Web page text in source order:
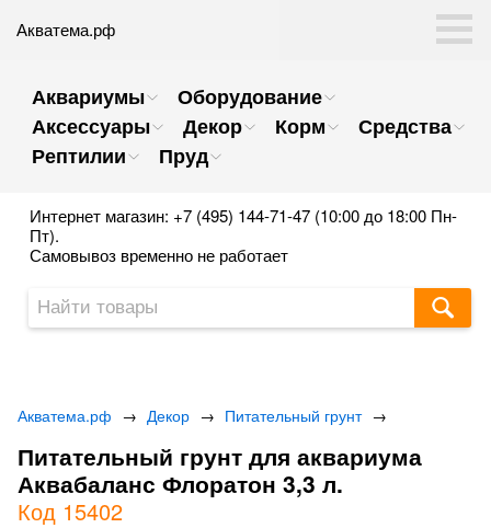
Акватема.рф
Аквариумы
Оборудование
Аксессуары
Декор Корм
Средства
Рептилии
Пруд
Интернет магазин: +7 (495) 144-71-47 (10:00 до 18:00 Пн-
Пт).
Самовывоз временно не работает
Акватема.рф → Декор → Питательный грунт →
Питательный грунт для аквариума
Аквабаланс Флоратон 3,3 л.
Код 15402